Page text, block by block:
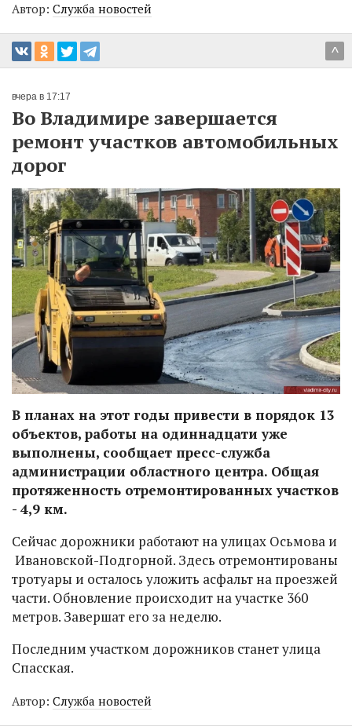
Автор: Служба новостей
^
вчера в 17:17
Во Владимире завершается
ремонт участков автомобильных
дорог
В планах на этот годы привести в порядок 13
объектов, работы на одиннадцати уже
выполнены, сообщает пресс-служба
администрации областного центра. Общая
протяженность отремонтированных участков
- 4,9 км.
Сейчас дорожники работают на улицах Осьмова и
Ивановской-Подгорной. Здесь отремонтированы
тротуары и осталось уложить асфальт на проезжей
части. Обновление происходит на участке 360
метров. Завершат его за неделю.
Последним участком дорожников станет улица
Спасская.
Автор: Служба новостей